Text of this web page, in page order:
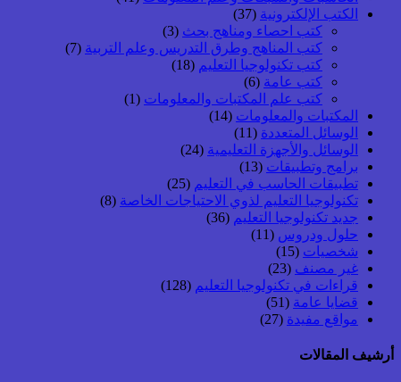
الكتب الإلكترونية (37)
كتب احصاء ومناهج بحث (3)
كتب المناهج وطرق التدريس وعلم التربية (7)
كتب تكنولوجيا التعليم (18)
كتب عامة (6)
كتب علم المكتبات والمعلومات (1)
المكتبات والمعلومات (14)
الوسائل المتعددة (11)
الوسائل والأجهزة التعليمية (24)
برامج وتطبيقات (13)
تطبيقات الحاسب في التعليم (25)
تكنولوجيا التعليم لذوي الاحتياجات الخاصة (8)
جديد تكنولوجيا التعليم (36)
حلول ودروس (11)
شخصيات (15)
غير مصنف (23)
قراءات في تكنولوجيا التعليم (128)
قضايا عامة (51)
مواقع مفيدة (27)
أرشيف المقالات